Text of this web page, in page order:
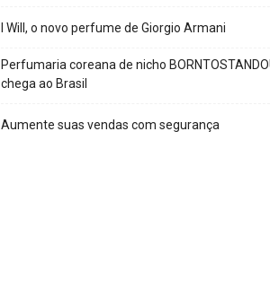
I Will, o novo perfume de Giorgio Armani
Perfumaria coreana de nicho
chega ao Brasil
Aumente suas vendas com segurança